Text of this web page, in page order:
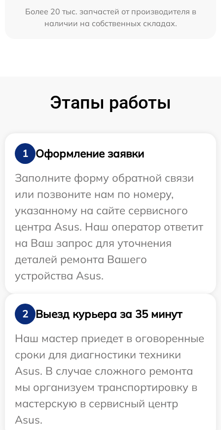
Более 20 тыс. запчастей от производителя в
наличии на собственных складах.
Этапы работы
1
Оформление заявки
Заполните форму обратной связи
или позвоните нам по номеру,
указанному на сайте сервисного
центра Asus. Наш оператор ответит
на Ваш запрос для уточнения
деталей ремонта Вашего
устройства Asus.
2
Выезд курьера за 35 минут
Наш мастер приедет в оговоренные
сроки для диагностики техники
Asus. В случае сложного ремонта
мы организуем транспортировку в
мастерскую в сервисный центр
Asus.